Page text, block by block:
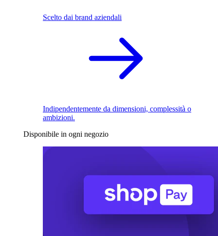
Scelto dai brand aziendali
Indipendentemente da dimensioni, complessità o
ambizioni.
Disponibile in ogni negozio